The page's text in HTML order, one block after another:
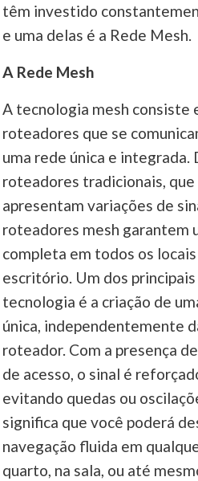
têm investido
e uma delas é a Rede Mesh.
A Rede Mesh
A tecnologia mesh consiste
roteadores que se
uma rede única e
roteadores tradicionais,
apresentam variações de
roteadores mesh garantem
completa em todos os
escritório. Um dos
tecnologia é a criação de
única, independentemente
roteador. Com a presença
de acesso, o sinal é
evitando quedas ou
significa que você poderá
navegação fluida em
quarto, na sala, ou até